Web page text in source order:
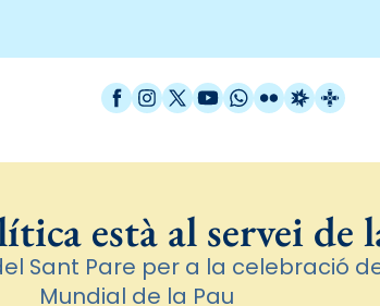
Facebook
Instagram
X / Twitter
YouTube
WhatsApp
FlickrRadio
està al servei de
Sant Pare per a la celebració
Mundial de la Pau